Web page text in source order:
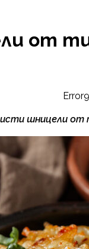
от
Error9
шницели от